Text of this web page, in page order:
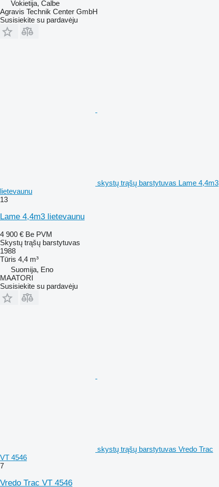
Vokietija, Calbe
Agravis Technik Center GmbH
Susisiekite su pardavėju
skystų trąšų barstytuvas Lame 4,4m3
lietevaunu
13
Lame 4,4m3 lietevaunu
4 900 € Be PVM
Skystų trąšų barstytuvas
1988
Tūris 4,4 m³
Suomija, Eno
MAATORI
Susisiekite su pardavėju
skystų trąšų barstytuvas Vredo Trac
VT 4546
7
Vredo Trac VT 4546